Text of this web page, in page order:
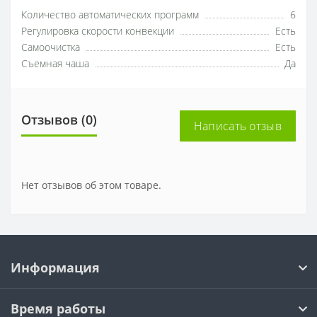
Количество автоматических программ
6
Регулировка скорости конвекции
Есть
Самоочистка
Есть
Съемная чаша
Да
Отзывов (0) Написать отзыв
Нет отзывов об этом товаре.
Информация
Время работы